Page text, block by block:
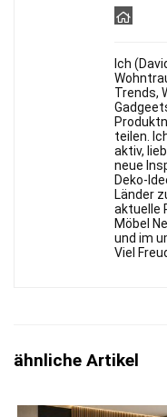
Ich
Trends,
teilen.
aktiv,
neue
Deko-
Länder
aktuelle
Möbel
und im
Viel
ähnliche Artikel